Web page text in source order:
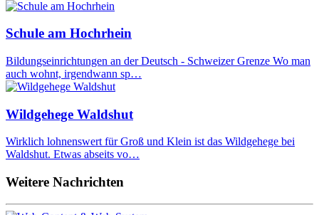
Schule am Hochrhein
Bildungseinrichtungen an der Deutsch - Schweizer Grenze Wo man
auch wohnt, irgendwann sp…
Wildgehege Waldshut
Wirklich lohnenswert für Groß und Klein ist das Wildgehege bei
Waldshut. Etwas abseits vo…
Weitere Nachrichten